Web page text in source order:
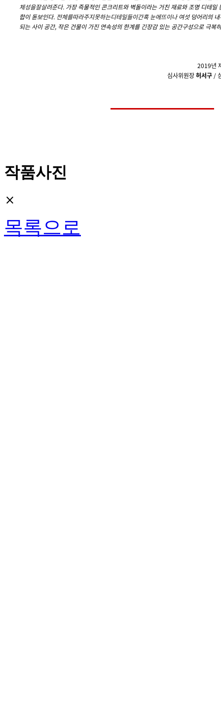
체성을잘살려준다. 가장 즉물적인 콘크리트와 벽돌이라는 거친 재료와 조명 디테일
합이 돋보인다. 전체를따라주지못하는디테일들이간혹 눈에뜨이나 여섯 덩어리의
되는 사이 공간, 작은 건물이 가진 연속성의 한계를 긴장감 있는 공간구성으로 극복
2019년
심사위원장허서구 /
작품사진
close
목록으로